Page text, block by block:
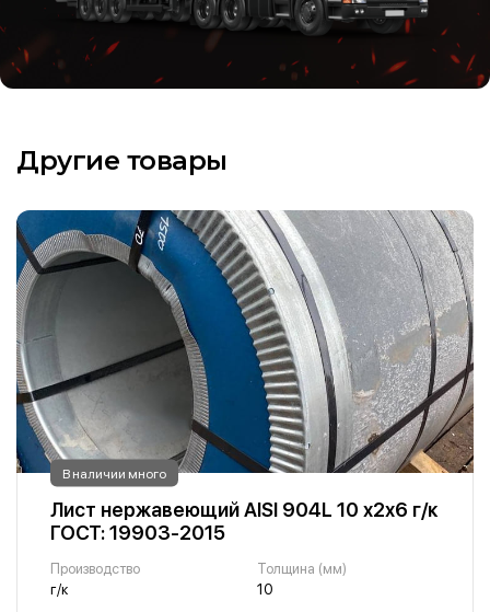
Другие товары
В наличии много
Лист нержавеющий AISI 904L 10 х2х6 г/к
ГОСТ: 19903-2015
Производство
г/к
Толщина (мм)
10